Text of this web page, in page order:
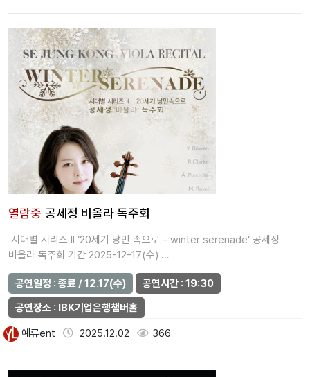
열람중 공세정 비올라 독주회
시대별 시리즈 II ‘20세기 낭만 속으로 – winter serenade’ 공세정
비올라 독주회 기간 2025-12-17(수) …
공연일정 : 종료 / 12.17(수)
공연시간 : 19:30
공연장소 : IBK기업은행챔버홀
예류ent 2025.12.02 366